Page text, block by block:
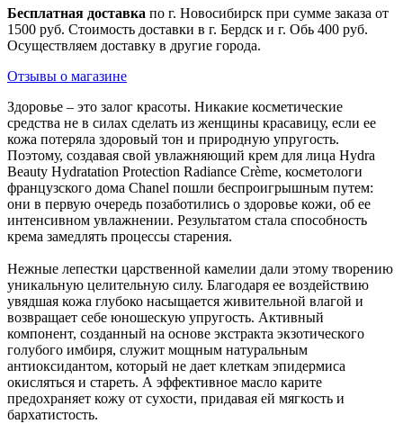
Бесплатная доставка по г. Новосибирск при сумме заказа от
1500 руб. Стоимость доставки в г. Бердск и г. Обь 400 руб.
Осуществляем доставку в другие города.
Отзывы о магазине
Здоровье – это залог красоты. Никакие косметические
средства не в силах сделать из женщины красавицу, если ее
кожа потеряла здоровый тон и природную упругость.
Поэтому, создавая свой увлажняющий крем для лица Hydra
Beauty Hydratation Protection Radiance Crème, косметологи
французского дома Chanel пошли беспроигрышным путем:
они в первую очередь позаботились о здоровье кожи, об ее
интенсивном увлажнении. Результатом стала способность
крема замедлять процессы старения.
Нежные лепестки царственной камелии дали этому творению
уникальную целительную силу. Благодаря ее воздействию
увядшая кожа глубоко насыщается живительной влагой и
возвращает себе юношескую упругость. Активный
компонент, созданный на основе экстракта экзотического
голубого имбиря, служит мощным натуральным
антиоксидантом, который не дает клеткам эпидермиса
окисляться и стареть. А эффективное масло карите
предохраняет кожу от сухости, придавая ей мягкость и
бархатистость.